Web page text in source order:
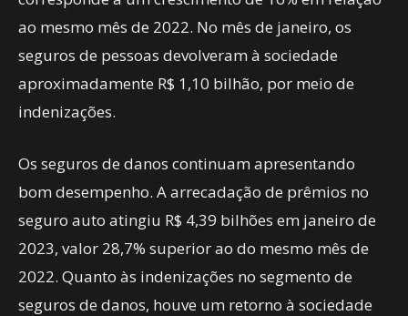
ao mesmo mês de 2022. No mês de janeiro, os
seguros de pessoas devolveram à sociedade
aproximadamente R$ 1,10 bilhão, por meio de
indenizações.
Os seguros de danos continuam apresentando
bom desempenho. A arrecadação de prêmios no
seguro auto atingiu R$ 4,39 bilhões em janeiro de
2023, valor 28,7% superior ao do mesmo mês de
2022. Quanto às indenizações no segmento de
seguros de danos, houve um retorno à sociedade